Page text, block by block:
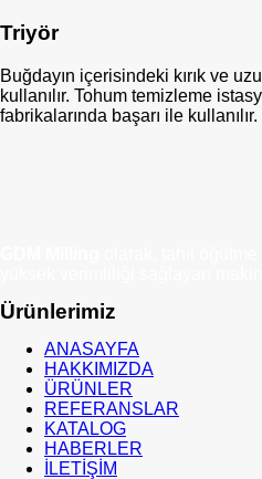
Triyör
Buğdayın içerisindeki kırık ve
kullanılır. Tohum temizleme
fabrikalarında başarı ile kullanılır.
Ürünlerimiz
ANASAYFA
HAKKIMIZDA
ÜRÜNLER
REFERANSLAR
KATALOG
HABERLER
İLETİŞİM